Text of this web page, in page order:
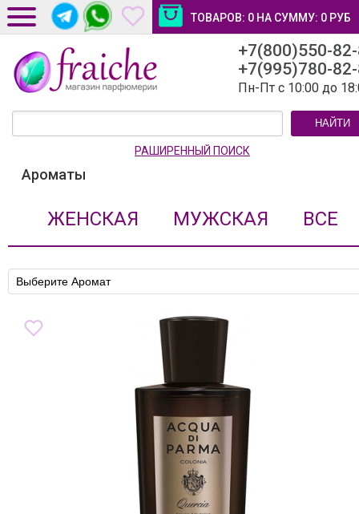
ТОВАРОВ: 0 НА СУММУ: 0 РУБ
ДОСТАВКА И ОПЛАТА
НОВОСТИ И СТАТЬИ
+7(800)550-
+7(995)780-
Пн-Пт с 10:00 до
НАЙТИ
РАШИРЕННЫЙ ПОИСК
Ароматы
ЖЕНСКАЯ МУЖСКАЯ ВСЕ